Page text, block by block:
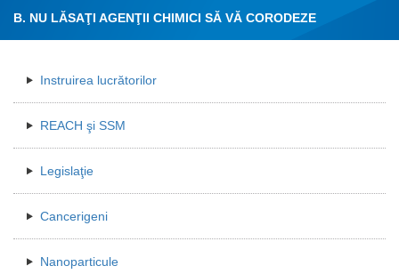
B. NU LĂSAŢI AGENŢII CHIMICI SĂ VĂ CORODEZE
Instruirea lucrătorilor
REACH şi SSM
Legislaţie
Cancerigeni
Nanoparticule